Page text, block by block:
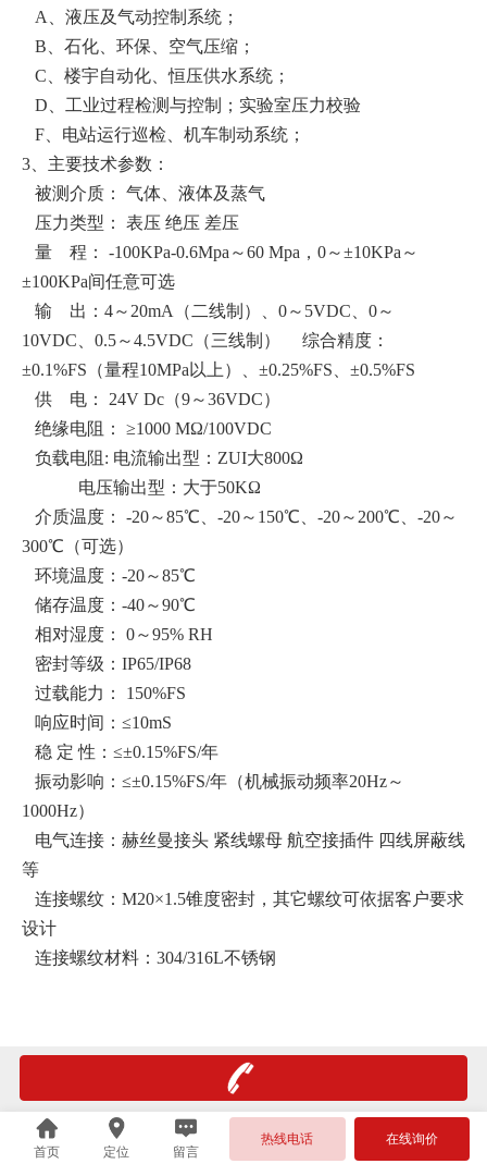
A、液压及气动控制系统；
B、石化、环保、空气压缩；
C、楼宇自动化、恒压供水系统；
D、工业过程检测与控制；实验室压力校验
F、电站运行巡检、机车制动系统；
3、主要技术参数：
被测介质： 气体、液体及蒸气
压力类型： 表压 绝压 差压
量 程： -100KPa-0.6Mpa～60 Mpa，0～±10KPa～
±100KPa间任意可选
输 出：4～20mA（二线制）、0～5VDC、0～
10VDC、0.5～4.5VDC（三线制） 综合精度：
±0.1%FS（量程10MPa以上）、±0.25%FS、±0.5%FS
供 电： 24V Dc（9～36VDC）
绝缘电阻： ≥1000 MΩ/100VDC
负载电阻: 电流输出型：ZUI大800Ω
电压输出型：大于50KΩ
介质温度： -20～85℃、-20～150℃、-20～200℃、-20～
300℃（可选）
环境温度：-20～85℃
储存温度：-40～90℃
相对湿度： 0～95% RH
密封等级：IP65/IP68
过载能力： 150%FS
响应时间：≤10mS
稳 定 性：≤±0.15%FS/年
振动影响：≤±0.15%FS/年（机械振动频率20Hz～
1000Hz）
电气连接：赫丝曼接头 紧线螺母 航空接插件 四线屏蔽线
等
连接螺纹：M20×1.5锥度密封，其它螺纹可依据客户要求
设计
连接螺纹材料：304/316L不锈钢
首页 定位 留言
热线电话 在线询价